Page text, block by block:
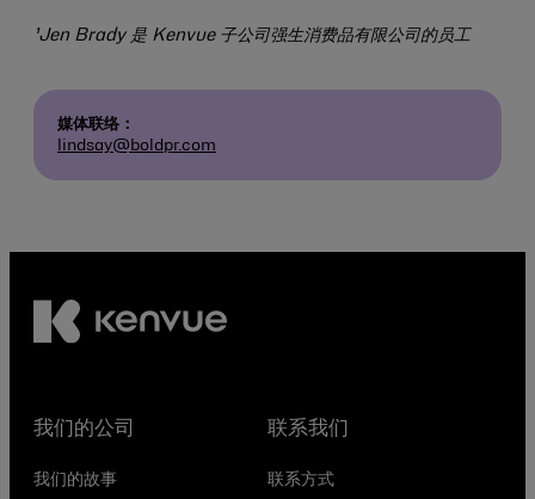
¹Jen Brady 是 Kenvue 子公司强生消费品有限公司的员工
媒体联络：
lindsay@boldpr.com
我们的公司
我们的故事
联系我们
联系方式